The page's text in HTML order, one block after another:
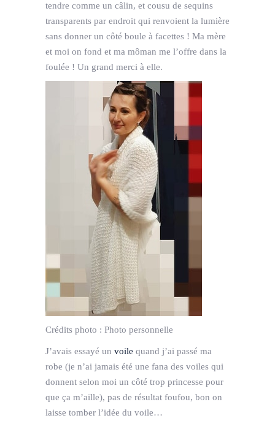
tendre comme un câlin, et cousu de sequins
transparents par endroit qui renvoient la lumière
sans donner un côté boule à facettes ! Ma mère
et moi on fond et ma môman me l’offre dans la
foulée ! Un grand merci à elle.
Crédits photo : Photo personnelle
J’avais essayé un voile quand j’ai passé ma
robe (je n’ai jamais été une fana des voiles qui
donnent selon moi un côté trop princesse pour
que ça m’aille), pas de résultat foufou, bon on
laisse tomber l’idée du voile…